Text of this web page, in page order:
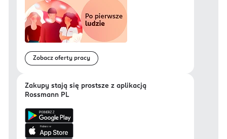
Zobacz oferty pracy
Zakupy stają się prostsze z aplikacją
Rossmann PL